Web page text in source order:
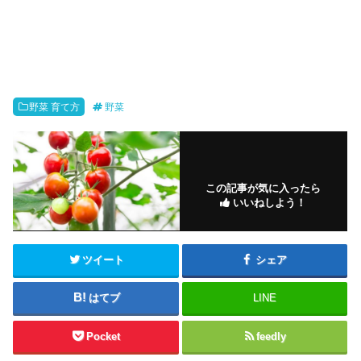
野菜 育て方 野菜
この記事が気に入ったら
いいねしよう！
ツイート シェア
はてブ LINE
Pocket feedly